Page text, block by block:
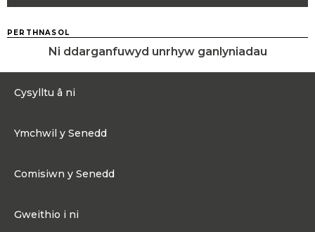
PERTHNASOL
Ni ddarganfuwyd unrhyw ganlyniadau
Cysylltu â ni
Cysylltu â Senedd Cymru
Ymchwil y Senedd
Comisiwn y Senedd
Gweithio i ni